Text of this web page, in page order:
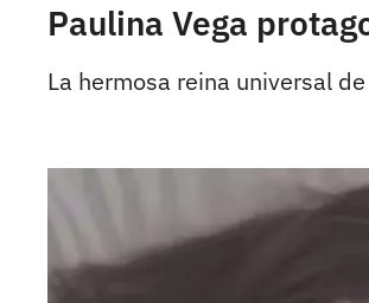
Paulina Vega
La hermosa reina universal